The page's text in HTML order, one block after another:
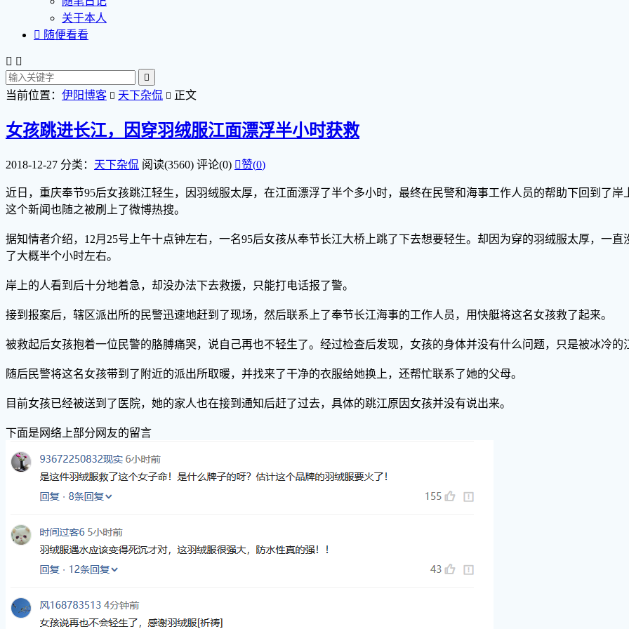
关于本人
 随便看看
 

当前位置： 伊阳博客  天下杂侃  正文
女孩跳进长江，因穿羽绒服江面漂浮半小时获救
2018-12-27 分类： 天下杂侃 阅读(3560) 评论(0) 赞(0)
近日，重庆奉节95后女孩跳江轻生，因羽绒服太厚，在江面漂浮了半个多小时，最终在民警和海事工作人员的帮助下回到了岸
这个新闻也随之被刷上了微博热搜。
据知情者介绍，12月25号上午十点钟左右，一名95后女孩从奉节长江大桥上跳了下去想要轻生。却因为穿的羽绒服太厚，一
了大概半个小时左右。
岸上的人看到后十分地着急，却没办法下去救援，只能打电话报了警。
接到报案后，辖区派出所的民警迅速地赶到了现场，然后联系上了奉节长江海事的工作人员，用快艇将这名女孩救了起来。
被救起后女孩抱着一位民警的胳膊痛哭，说自己再也不轻生了。经过检查后发现，女孩的身体并没有什么问题，只是被冰冷的
随后民警将这名女孩带到了附近的派出所取暖，并找来了干净的衣服给她换上，还帮忙联系了她的父母。
目前女孩已经被送到了医院，她的家人也在接到通知后赶了过去，具体的跳江原因女孩并没有说出来。
下面是网络上部分网友的留言